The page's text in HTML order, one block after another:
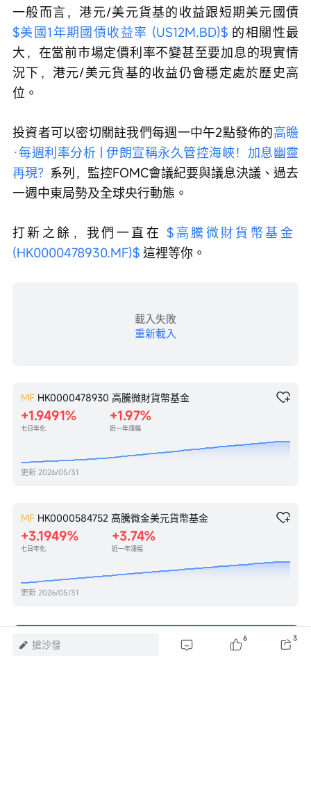
一般而言，港元/美元貨基的收益跟短期美元國債
$美國1年期國債收益率 (US12M.BD)$ 的相關性最
大，在當前市場定價利率不變甚至要加息的現實情
況下，港元/美元貨基的收益仍會穩定處於歷史高
位。
投資者可以密切關註我們每週一中午2點發佈的高瞻
·每週利率分析 | 伊朗宣稱永久管控海峽！加息幽靈
再現？ 系列，監控FOMC會議紀要與議息決議、過去
一週中東局勢及全球央行動態。
打新之餘，我們一直在 $高騰微財貨幣基金
(HK0000478930.MF)$ 這裡等你。
載入失敗
重新載入
MF HK0000478930 高騰微財貨幣基金
+1.9491%
七日年化
+1.97%
近一年漲幅
更新 2026/05/31
MF HK0000584752 高騰微金美元貨幣基金
+3.1949%
七日年化
+3.74%
近一年漲幅
更新 2026/05/31
搶沙發 6 3